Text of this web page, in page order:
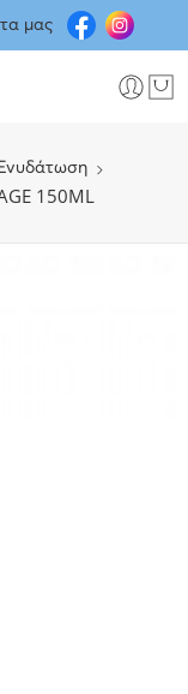
μας
Ενυδάτωση
150ML